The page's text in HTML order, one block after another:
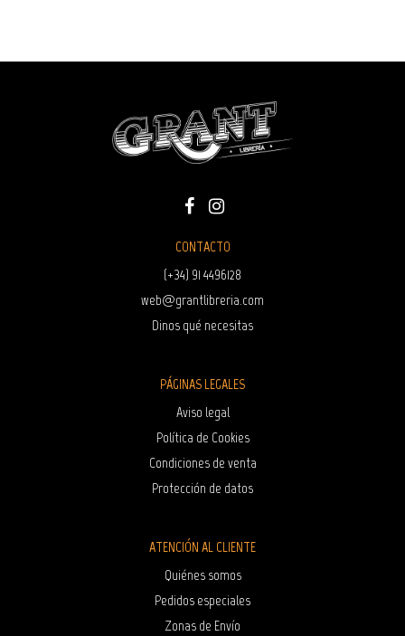
CONTACTO
(+34) 91 4496128
web@grantlibreria.com
Dinos qué necesitas
PÁGINAS LEGALES
Aviso legal
Política de Cookies
Condiciones de venta
Protección de datos
ATENCIÓN AL CLIENTE
Quiénes somos
Pedidos especiales
Zonas de Envío